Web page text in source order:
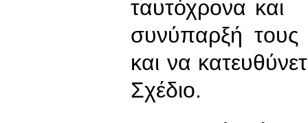
ταυτόχρονα και
συνύπαρξή τους
και να
Σχέδιο.